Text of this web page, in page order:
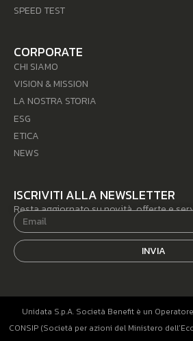
SPEED TEST
CORPORATE
CHI SIAMO
VISION & MISSION
LA NOSTRA STORIA
ESG
ETICA
NEWS
ISCRIVITI ALLA NEWSLETTER
Resta aggiornato su novità, offerte e
INVIA
Unidata S.p.A. Società Benefit è un
CONSIP (Società per azioni del Ministero